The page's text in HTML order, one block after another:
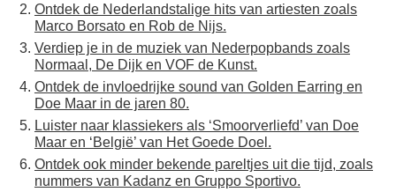
Ontdek de Nederlandstalige hits van artiesten zoals
Marco Borsato en Rob de Nijs.
Verdiep je in de muziek van Nederpopbands zoals
Normaal, De Dijk en VOF de Kunst.
Ontdek de invloedrijke sound van Golden Earring en
Doe Maar in de jaren 80.
Luister naar klassiekers als ‘Smoorverliefd’ van Doe
Maar en ‘België’ van Het Goede Doel.
Ontdek ook minder bekende pareltjes uit die tijd, zoals
nummers van Kadanz en Gruppo Sportivo.